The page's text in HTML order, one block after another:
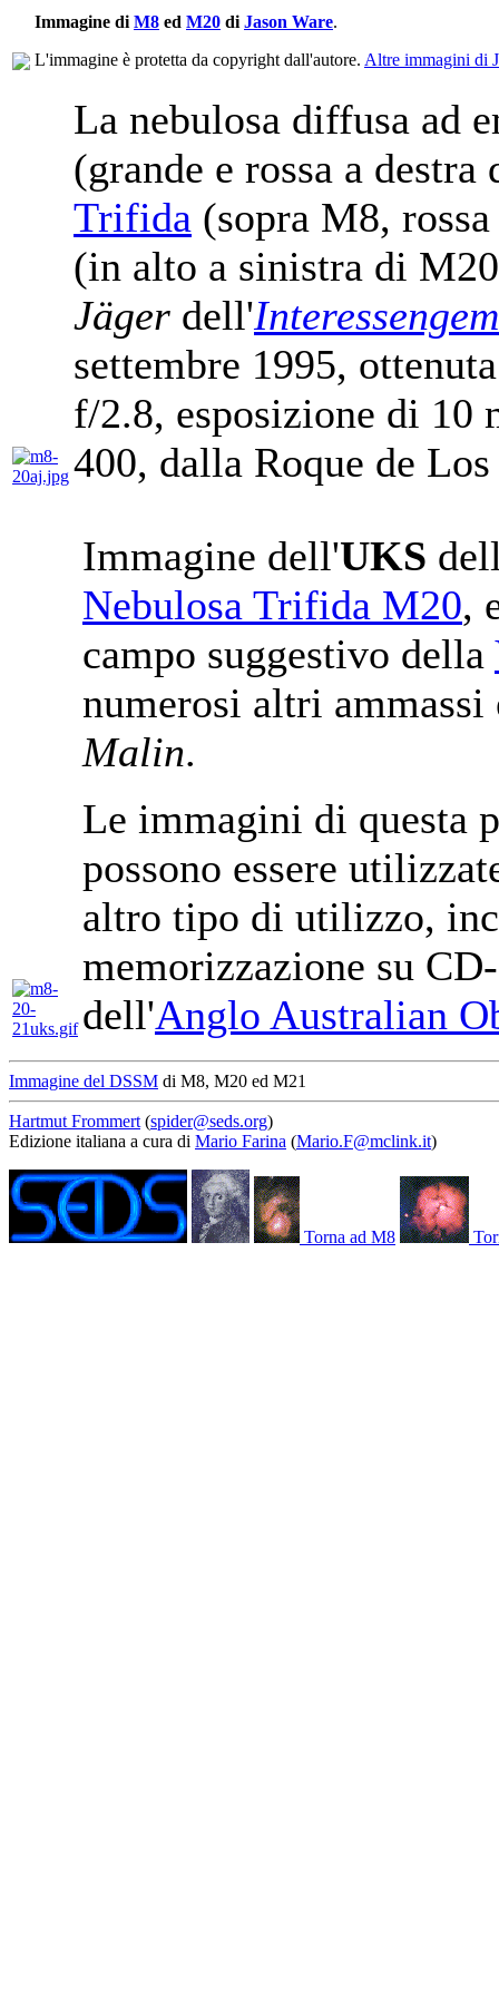
Immagine di M8 ed M20 di Jason Ware.
L'immagine è protetta da copyright dall'autore. Altre immagini di
La nebulosa diffusa ad
(grande e rossa a
Trifida (sopra M8,
(in alto a sinistra di
Jäger dell'
settembre 1995,
f/2.8, esposizione di 10
400, dalla Roque de
Immagine dell'UKS
Nebulosa Trifida M20,
campo suggestivo della
numerosi altri
Malin.
Le immagini di questa
possono essere
altro tipo di utilizzo,
memorizzazione su
dell'Anglo Australian
Immagine del DSSM di M8, M20 ed M21
Hartmut Frommert (spider@seds.org)
Edizione italiana a cura di Mario Farina (Mario.F@mclink.it)
Torna ad M8